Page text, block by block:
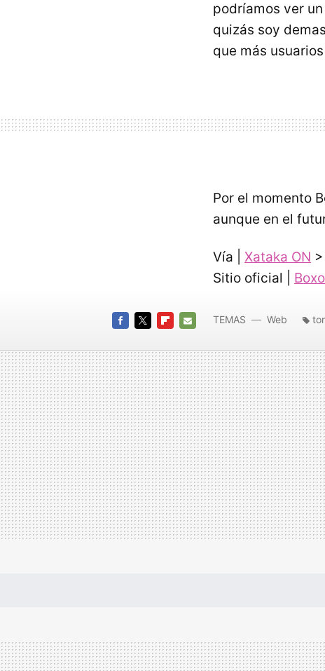
podríamos ver
quizás soy
que más
Por el momento
aunque en el
Vía | Xataka ON >
Sitio oficial |
MAIL
TEMAS Web